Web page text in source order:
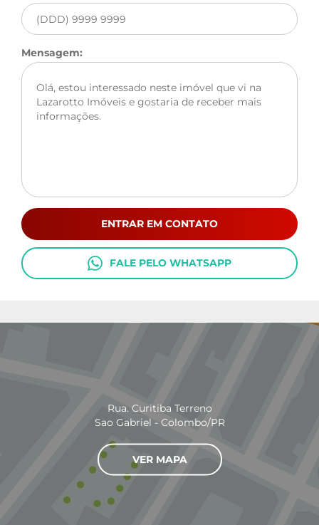
Mensagem:
ENTRAR EM CONTATO
FALE PELO WHATSAPP
Rua. Curitiba Terreno
Sao Gabriel - Colombo/PR
VER MAPA